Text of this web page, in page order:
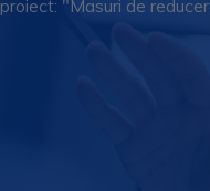
"Masuri de